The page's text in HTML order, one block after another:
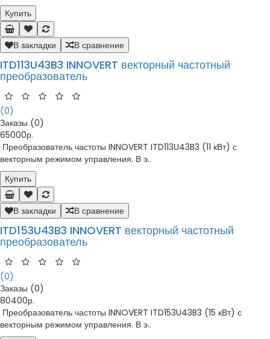
Купить
В закладки В сравнение
ITD113U43B3 INNOVERT векторный частотный
преобразователь
(0)
Заказы (0)
65000р.
Преобразователь частоты INNOVERT ITD113U43B3 (11 кВт) с
векторным режимом управления. В э..
Купить
В закладки В сравнение
ITD153U43B3 INNOVERT векторный частотный
преобразователь
(0)
Заказы (0)
80400р.
Преобразователь частоты INNOVERT ITD153U43B3 (15 кВт) с
векторным режимом управления. В э..